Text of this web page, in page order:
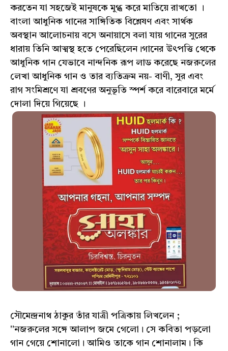
করতেন যা সহজেই মানুষকে মুগ্ধ করে মাতিয়ে রাখতো ।
বাংলা আধুনিক গানের সাঙ্গিতিক বিশ্লেষণ এবং সার্থক
অবস্থান আলোচনায় বসে অনায়াসে বলা যায় গানের সুরের
ধারায় তিনি আত্মস্থ হতে পেরেছিলেন।গানের উৎপত্তি থেকে
আধুনিক গান যেভাবে নান্দনিক রূপ লাড করেছে নজরুলের
লেখা আধুনিক গান ও তার ব্যতিক্রম নয়- বাণী, সুর এবং
রাগ সংমিশ্রণে যা শ্রবণের অনুভূতি স্পর্শ করে বারেবারে মর্মে
দোলা দিয়ে গিয়েছে ।
সৌমেন্দ্রনাথ ঠাকুর তাঁর যাত্রী পত্রিকায় লিখলেন ;
''নজরুলের সঙ্গে আলাপ জমে গেলো। সে কবিতা পড়লো
গান গেয়ে শোনালো। আমিও তাকে গান শোনালাম। কি